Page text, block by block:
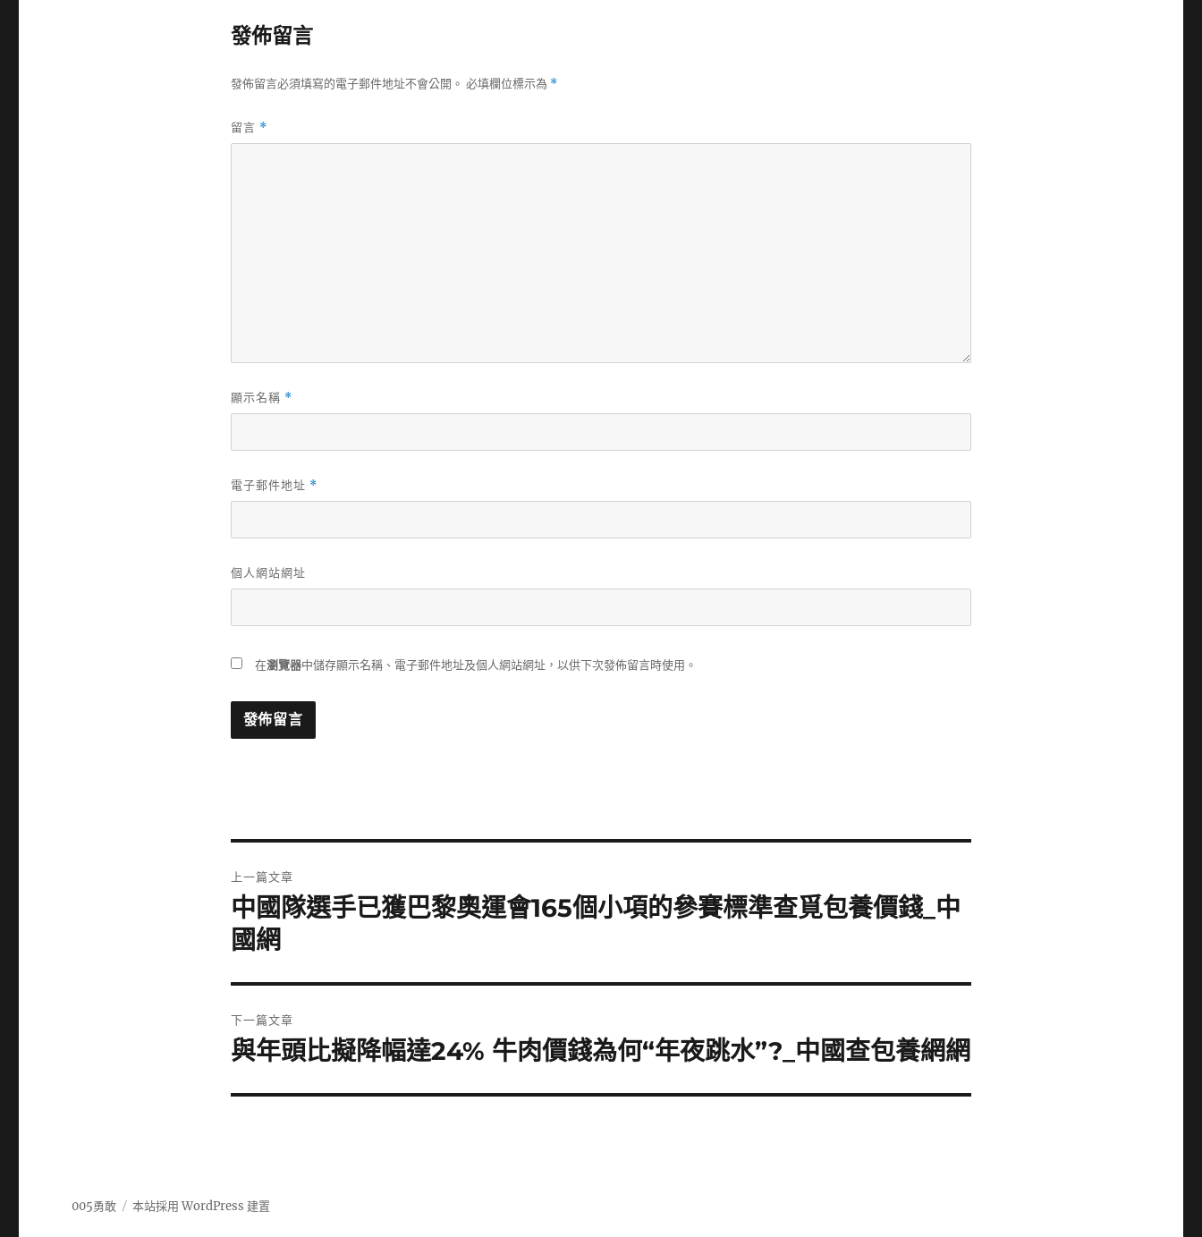
發佈留言
發佈留言必須填寫的電子郵件地址不會公開。 必填欄位標示為 *
留言 *
顯示名稱 *
電子郵件地址 *
個人網站網址
在瀏覽器中儲存顯示名稱、電子郵件地址及個人網站網址，以供下次發佈留言時使用。
章
導
上一篇文章
上
一
篇
文
中國隊選手已獲巴黎奧運會165個小項的參賽標準查覓包養價錢_中
國網
下一篇文章
下
篇
與年頭比擬降幅達24% 牛肉價錢為何“年夜跳水”?_中國查包養網網
005勇敢 本站採用 WordPress 建置